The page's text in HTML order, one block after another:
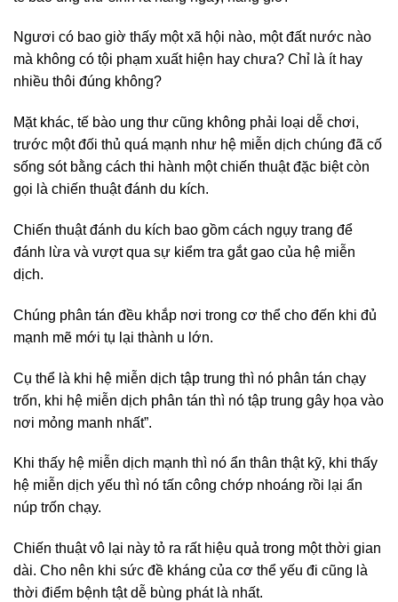
Ngươi có bao giờ thấy một xã hội nào, một đất nước nào
mà không có tội phạm xuất hiện hay chưa? Chỉ là ít hay
nhiều thôi đúng không?
Mặt khác, tế bào ung thư cũng không phải loại dễ chơi,
trước một đối thủ quá mạnh như hệ miễn dịch chúng đã cố
sống sót bằng cách thi hành một chiến thuật đặc biệt còn
gọi là chiến thuật đánh du kích.
Chiến thuật đánh du kích bao gồm cách ngụy trang để
đánh lừa và vượt qua sự kiểm tra gắt gao của hệ miễn
dịch.
Chúng phân tán đều khắp nơi trong cơ thể cho đến khi đủ
mạnh mẽ mới tụ lại thành u lớn.
Cụ thể là khi hệ miễn dịch tập trung thì nó phân tán chạy
trốn, khi hệ miễn dịch phân tán thì nó tập trung gây họa vào
nơi mỏng manh nhất”.
Khi thấy hệ miễn dịch mạnh thì nó ẩn thân thật kỹ, khi thấy
hệ miễn dịch yếu thì nó tấn công chớp nhoáng rồi lại ẩn
núp trốn chạy.
Chiến thuật vô lại này tỏ ra rất hiệu quả trong một thời gian
dài. Cho nên khi sức đề kháng của cơ thể yếu đi cũng là
thời điểm bệnh tật dễ bùng phát là nhất.